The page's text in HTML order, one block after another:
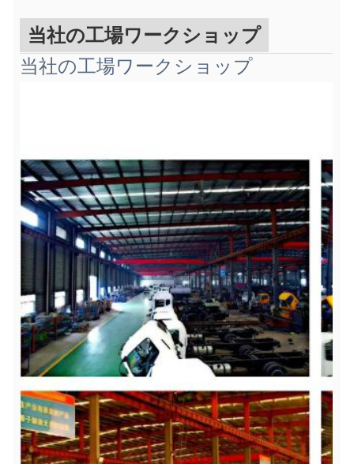
当社の工場ワークショップ
当社の工場ワークショップ